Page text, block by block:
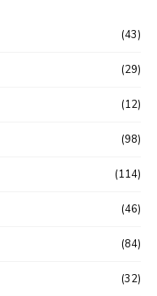
(43)
(29)
(12)
(98)
(114)
(46)
(84)
(32)